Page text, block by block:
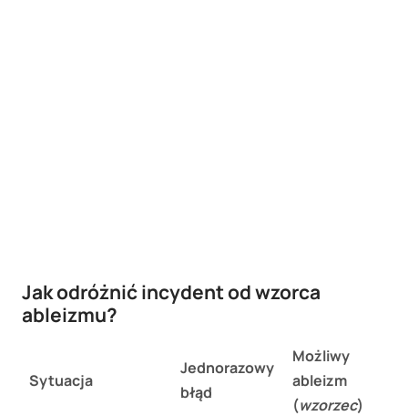
Jak odróżnić incydent od wzorca
ableizmu?
Sytuacja
Jednorazowy
błąd
Możliwy
ableizm
(wzorzec)